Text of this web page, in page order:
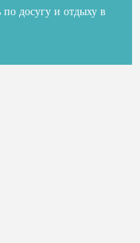
по досугу и отдыху в